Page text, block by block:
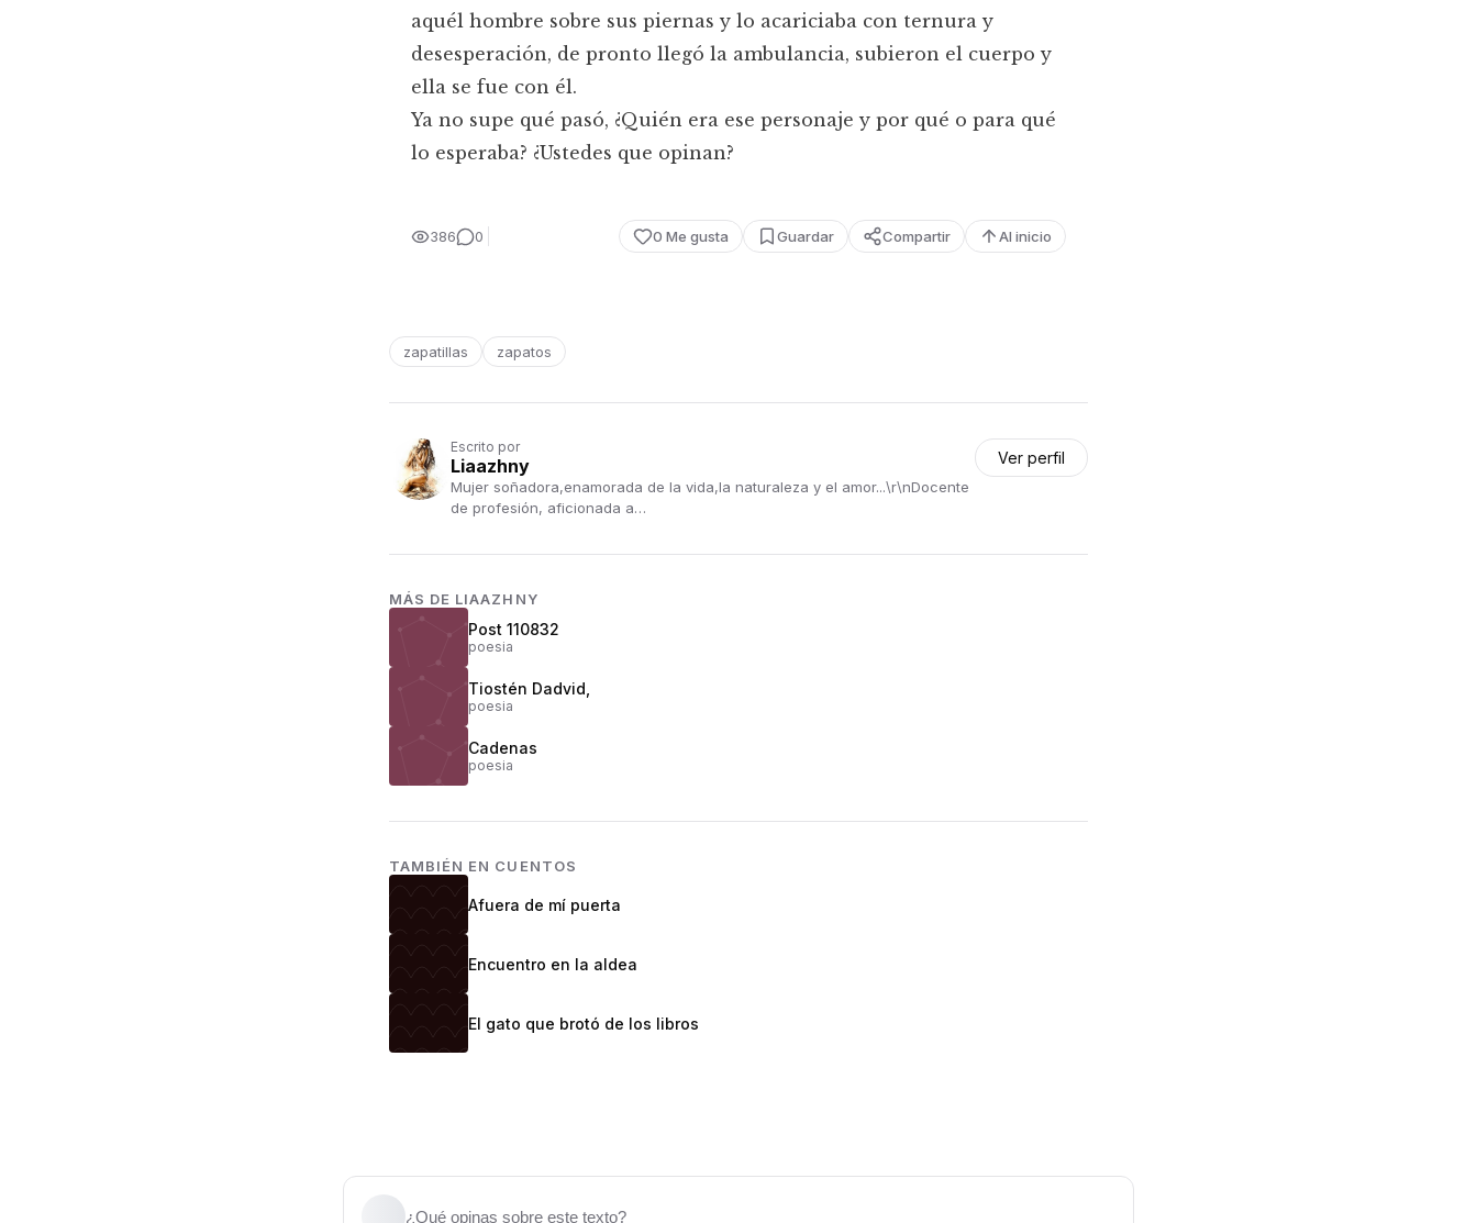
aquél hombre sobre sus piernas y lo acariciaba con ternura y
desesperación, de pronto llegó la ambulancia, subieron el cuerpo y
ella se fue con él.
Ya no supe qué pasó, ¿Quién era ese personaje y por qué o para qué
lo esperaba? ¿Ustedes que opinan?
386 0 0 Me gusta Guardar Compartir Al inicio
zapatillas zapatos
Escrito por
Liaazhny
Mujer soñadora,enamorada de la vida,la naturaleza y el amor...\r\nDocente
de profesión, aficionada a…
Ver perfil
MÁS DE LIAAZHNY
Post 110832
poesia
Tiostén Dadvid,
poesia
Cadenas
poesia
TAMBIÉN EN CUENTOS
Afuera de mí puerta
Encuentro en la aldea
El gato que brotó de los libros
¿Qué opinas sobre este texto?